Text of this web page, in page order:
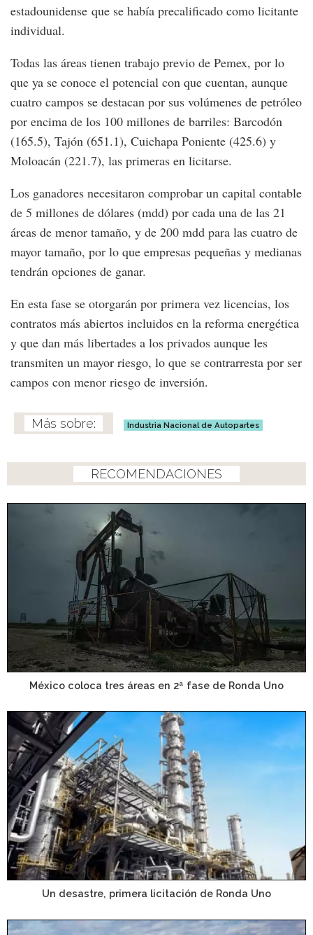
estadounidense que se había precalificado como licitante
individual.
Todas las áreas tienen trabajo previo de Pemex, por lo
que ya se conoce el potencial con que cuentan, aunque
cuatro campos se destacan por sus volúmenes de petróleo
por encima de los 100 millones de barriles: Barcodón
(165.5), Tajón (651.1), Cuichapa Poniente (425.6) y
Moloacán (221.7), las primeras en licitarse.
Los ganadores necesitaron comprobar un capital contable
de 5 millones de dólares (mdd) por cada una de las 21
áreas de menor tamaño, y de 200 mdd para las cuatro de
mayor tamaño, por lo que empresas pequeñas y medianas
tendrán opciones de ganar.
En esta fase se otorgarán por primera vez licencias, los
contratos más abiertos incluidos en la reforma energética
y que dan más libertades a los privados aunque les
transmiten un mayor riesgo, lo que se contrarresta por ser
campos con menor riesgo de inversión.
Industria Nacional de Autopartes
RECOMENDACIONES
México coloca tres áreas en 2ª fase de Ronda Uno
Un desastre, primera licitación de Ronda Uno